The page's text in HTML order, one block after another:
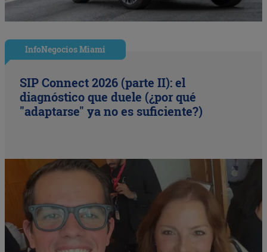
InfoNegocios Miami
SIP Connect 2026 (parte II): el
diagnóstico que duele (¿por qué
"adaptarse" ya no es suficiente?)